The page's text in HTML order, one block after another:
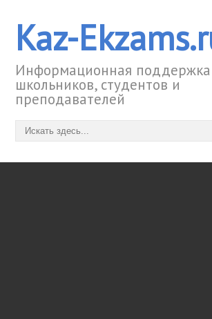
Kaz-
Информационная поддержка
школьников, студентов и
преподавателей